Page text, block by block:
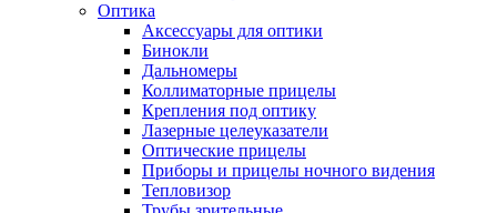
Оптика
Аксессуары для оптики
Бинокли
Дальномеры
Коллиматорные прицелы
Крепления под оптику
Лазерные целеуказатели
Оптические прицелы
Приборы и прицелы ночного видения
Тепловизор